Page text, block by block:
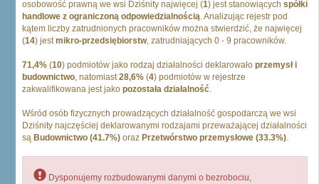
osobowość prawną we wsi Dziśnity najwięcej (1) jest stanowiących spółki
handlowe z ograniczoną odpowiedzialnością. Analizując rejestr pod
kątem liczby zatrudnionych pracowników można stwierdzić, że najwięcej
(14) jestmikro-przedsiębiorstw, zatrudniających 0 - 9 pracowników.
71,4% (10) podmiotów jako rodzaj działalności deklarowało przemysł i
budownictwo, natomiast28,6% (4) podmiotów w rejestrze
zakwalifikowana jest jako pozostała działalność.
Wśród osób fizycznych prowadzących działalność gospodarczą we wsi
Dziśnity najczęściej deklarowanymi rodzajami przeważającej działalności
są Budownictwo (41.7%) oraz Przetwórstwo przemysłowe (33.3%).
Dysponujemy rozbudowanymi danymi o bezrobociu,